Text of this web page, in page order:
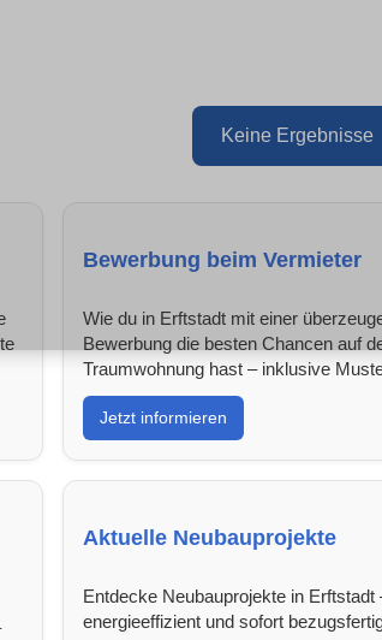
Keine Ergebnisse
Bewerbung beim Vermieter
Wie du in Erftstadt mit einer
Bewerbung die besten Chancen auf
Traumwohnung hast – inklusive
Jetzt informieren
Aktuelle Neubauprojekte
Entdecke Neubauprojekte in Erftstadt
energieeffizient und sofort